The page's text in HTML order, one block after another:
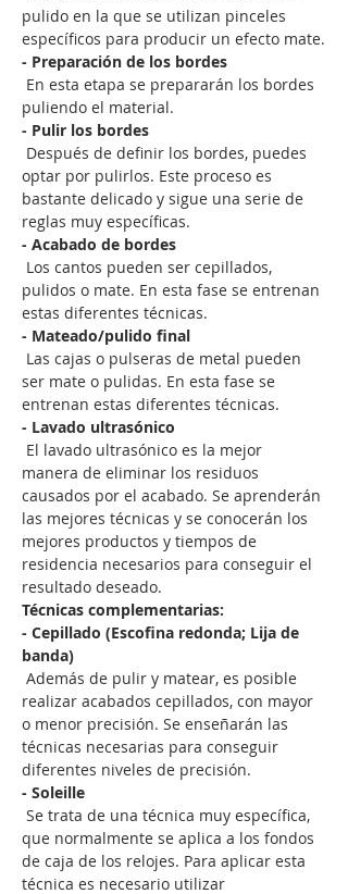
pulido en la que se utilizan pinceles
específicos para producir un efecto mate.
- Preparación de los bordes
puliendo el material.
- Pulir los bordes
optar por pulirlos. Este proceso es
bastante delicado y sigue una serie de
reglas muy específicas.
- Acabado de bordes
pulidos o mate. En esta fase se entrenan
estas diferentes técnicas.
- Mateado/pulido final
ser mate o pulidas. En esta fase se
entrenan estas diferentes técnicas.
- Lavado ultrasónico
manera de eliminar los residuos
causados por el acabado. Se aprenderán
las mejores técnicas y se conocerán los
mejores productos y tiempos de
residencia necesarios para conseguir el
resultado deseado.
Técnicas complementarias:
- Cepillado (Escofina redonda; Lija de
banda)
realizar acabados cepillados, con mayor
o menor precisión. Se enseñarán las
técnicas necesarias para conseguir
diferentes niveles de precisión.
- Soleille
que normalmente se aplica a los fondos
de caja de los relojes. Para aplicar esta
técnica es necesario utilizar